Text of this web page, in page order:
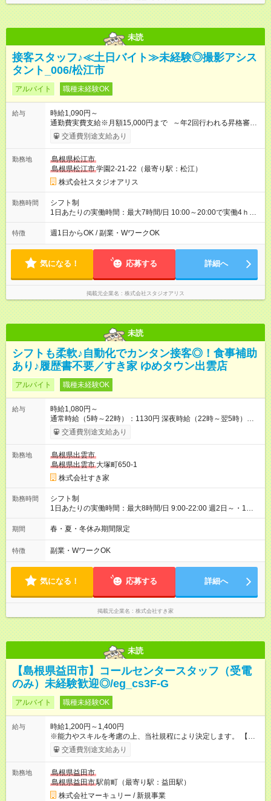
未読
接客スタッフ♪≪土日バイト≫未経験◎撮影アシス
タント_006/松江市
アルバイト 職種未経験OK
給与
時給1,090円～
通勤費実費支給※月額15,000円まで ～年2回行われる昇格審査
に合格し、社内資格を有すると時給100円以上アップ！～ 【試
用期間】試用期間あり 試用期間の長さ：3ヶ月 雇用形態、給与
交通費別途支給あり
勤務地
島根県松江市
島根県松江市学園2-21-22（最寄り駅：松江）
株式会社スタジオアリス
勤務時間
シフト制
1日あたりの実働時間：最大7時間/日 10:00～20:00で実働4ｈ～
◎日祝勤務できる方歓迎
特徴 週1日からOK / 副業・WワークOK
気になる！ 応募する 詳細へ
掲載元企業名 株式会社スタジオアリス
未読
シフトも柔軟♪自動化でカンタン接客◎！食事補助
あり♪履歴書不要／すき家 ゆめタウン出雲店
アルバイト 職種未経験OK
給与
時給1,080円～
通常時給（5時～22時）：1130円 深夜時給（22時～翌5時）：
1413円 高校生時給：1080円 【試用期間】試用期間あり 試用期
間の長さ：1ヶ月 雇用形態、給与は本採用時と同じです。 試用
月とさせていただきます。 研修制度あり：15時間(研修中も同時
給）
交通費別途支給あり
勤務地
島根県出雲市
島根県出雲市 大塚町650-1
株式会社すき家
勤務時間
シフト制
1日あたりの実働時間：最大8時間/日 9:00-22:00 週2日～・1日
2h～OK◎ 基本は固定シフトですが、学校の試験や家庭の都合な
どイレギュラーにはもちろん対応します。 その際はお気軽にご
期間 春・夏・冬休み期間限定
特徴 副業・WワークOK
気になる！ 応募する 詳細へ
掲載元企業名 株式会社すき家
未読
【島根県益田市】コールセンタースタッフ（受電
のみ）未経験歓迎◎/eg_cs3F-G
アルバイト 職種未経験OK
給与
時給1,200円～1,400円
※能力やスキルを考慮の上、当社規程により決定します。 【試
用期間】試用期間あり 試用期間の長さ：3ヶ月 雇用形態、給与
は本採用時と同じです。
交通費別途支給あり
勤務地
島根県益田市
島根県益田市駅前町（最寄り駅：益田駅）
株式会社マーキュリー / 新規事業